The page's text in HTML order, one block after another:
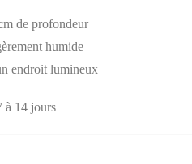
de profondeur
humide
endroit lumineux
à 14 jours